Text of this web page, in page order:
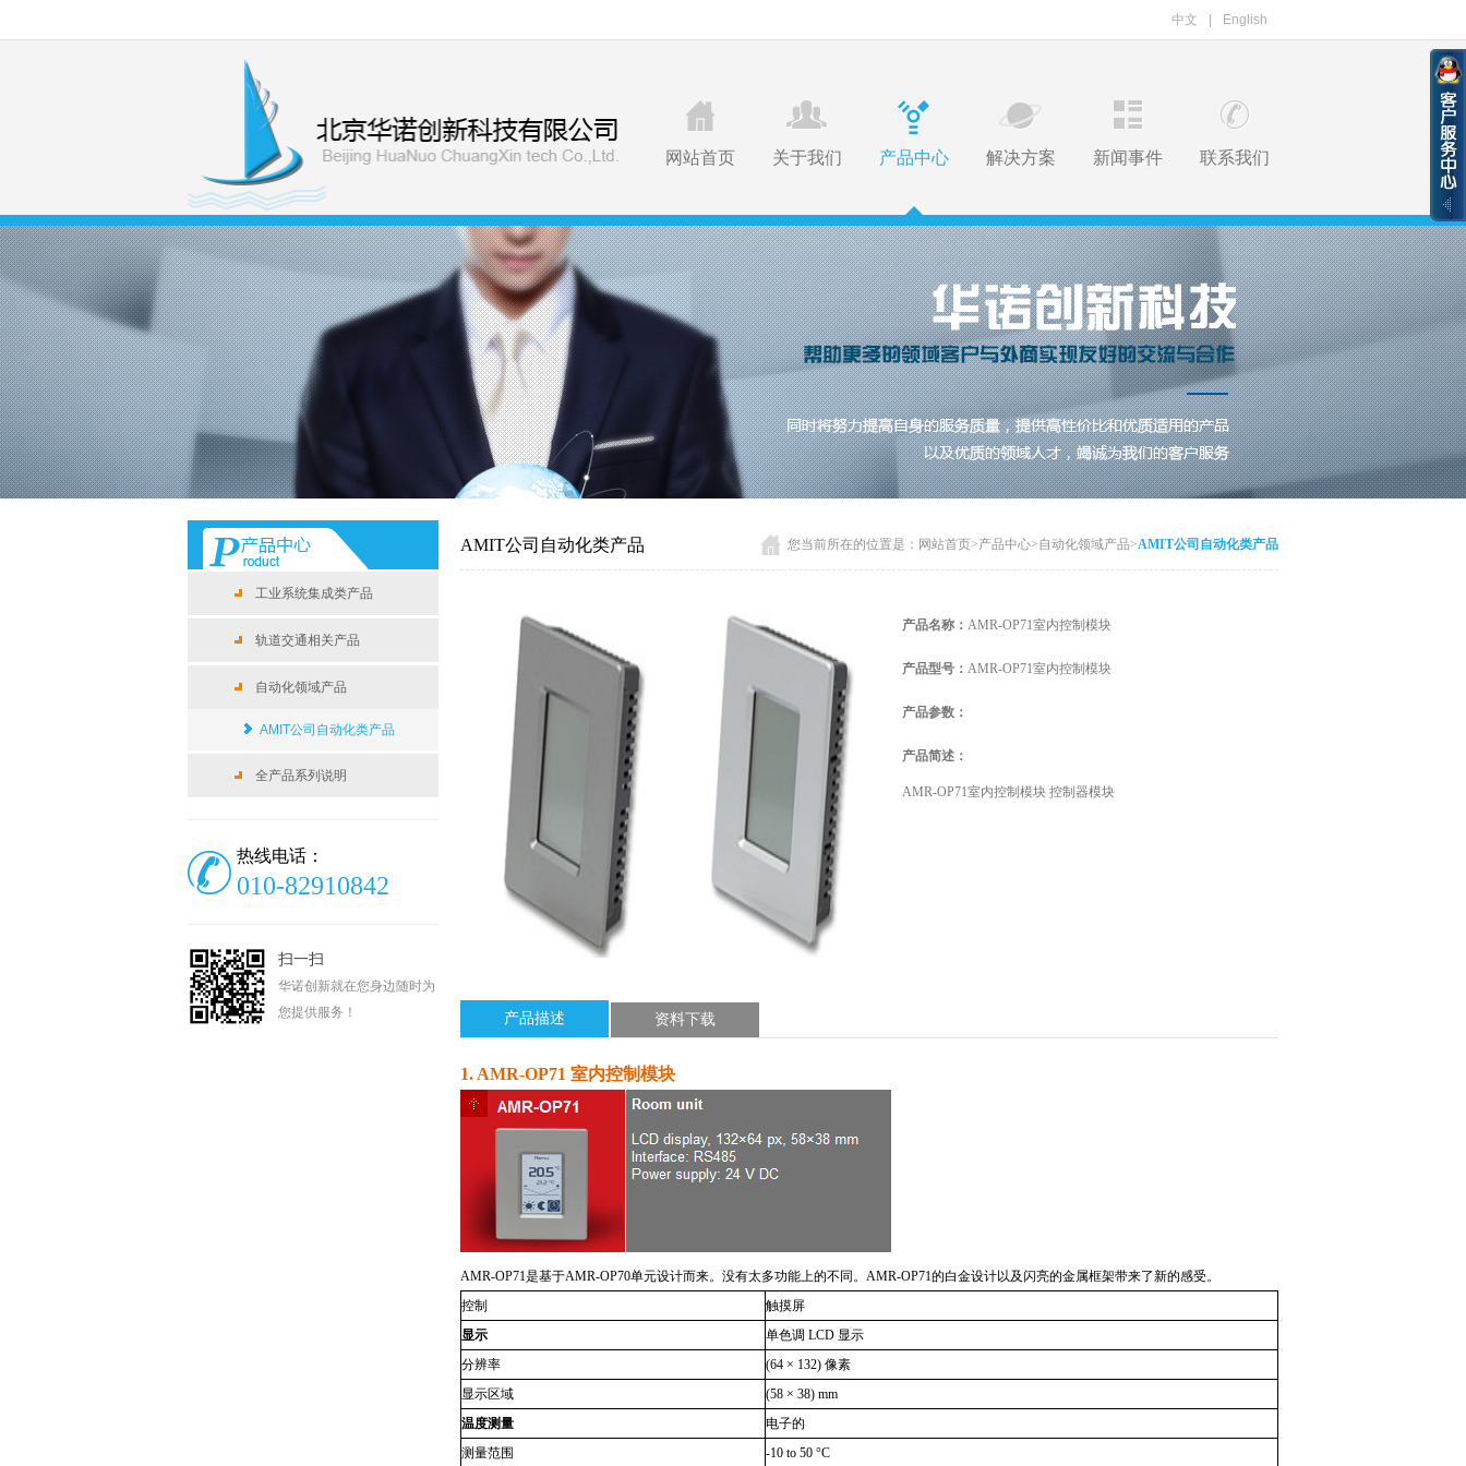
中文 English
网站首页 关于我们 产品中心 解决方案 新闻事件 联系我们
工业系统集成类产品
轨道交通相关产品
自动化领域产品
AMIT公司自动化类产品
全产品系列说明
热线电话：
010-82910842
扫一扫
华诺创新就在您身边随时为
您提供服务！
AMIT公司自动化类产品 您当前所在的位置是： 网站首页>产品中心>自动化领域产品>AMIT公司自动化类产品
产品名称： AMR-OP71室内控制模块
产品型号： AMR-OP71室内控制模块
产品参数：
产品简述：
AMR-OP71室内控制模块 控制器模块
产品描述 资料下载
1. AMR-OP71 室内控制模块
AMR-OP71是基于AMR-OP70单元设计而来。没有太多功能上的不同。 AMR-OP71的白金设计以及闪亮的金属框架带来了新的感受。
控制
触摸屏
显示
单色调 LCD 显示
分辨率
(64 × 132) 像素
显示区域
(58 × 38) mm
温度测量
电子的
测量范围
-10 to 50 °C